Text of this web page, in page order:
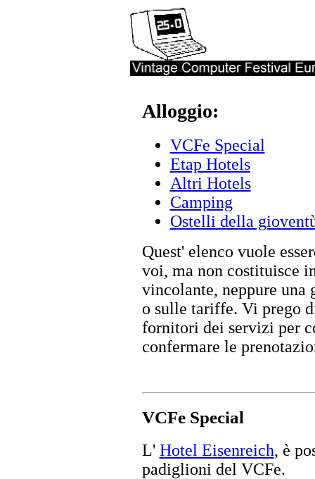
Alloggio:
VCFe Special
Etap Hotels
Altri Hotels
Camping
Ostelli della
Quest' elenco vuole
voi, ma non costituisce
vincolante, neppure
o sulle tariffe. Vi prego
fornitori dei servizi per
confermare le
VCFe Special
L' Hotel Eisenreich, è
padiglioni del VCFe.